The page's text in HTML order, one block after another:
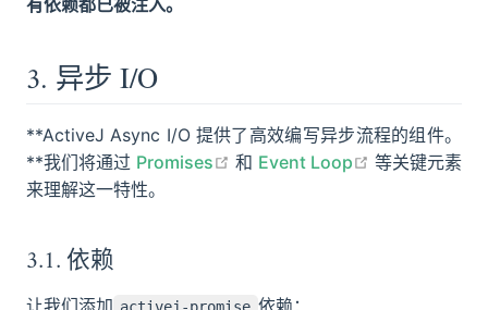
有依赖都已被注入。
3. 异步 I/O
**ActiveJ Async I/O 提供了高效编写异步流程的组件。
**我们将通过 Promises open in new window
和 Event Loop open in new
等关键元素
来理解这一特性。
3.1. 依赖
让我们添加 依赖：